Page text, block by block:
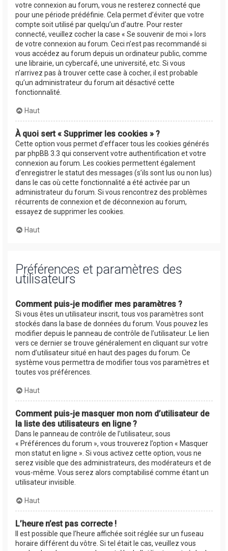
votre connexion au forum, vous ne resterez connecté que
pour une période prédéfinie. Cela permet d’éviter que votre
compte soit utilisé par quelqu’un d’autre. Pour rester
connecté, veuillez cocher la case « Se souvenir de moi » lors
de votre connexion au forum. Ceci n’est pas recommandé si
vous accédez au forum depuis un ordinateur public, comme
une librairie, un cybercafé, une université, etc. Si vous
n’arrivez pas à trouver cette case à cocher, il est probable
qu’un administrateur du forum ait désactivé cette
fonctionnalité.
Haut
À quoi sert « Supprimer les cookies » ?
Cette option vous permet d’effacer tous les cookies générés
par phpBB 3.3 qui conservent votre authentification et votre
connexion au forum. Les cookies permettent également
d’enregistrer le statut des messages (s’ils sont lus ou non lus)
dans le cas où cette fonctionnalité a été activée par un
administrateur du forum. Si vous rencontrez des problèmes
récurrents de connexion et de déconnexion au forum,
essayez de supprimer les cookies.
Haut
Préférences et paramètres des
utilisateurs
Comment puis-je modifier mes paramètres ?
Si vous êtes un utilisateur inscrit, tous vos paramètres sont
stockés dans la base de données du forum. Vous pouvez les
modifier depuis le panneau de contrôle de l’utilisateur. Le lien
vers ce dernier se trouve généralement en cliquant sur votre
nom d’utilisateur situé en haut des pages du forum. Ce
système vous permettra de modifier tous vos paramètres et
toutes vos préférences.
Haut
Comment puis-je masquer mon nom d’utilisateur de
la liste des utilisateurs en ligne ?
Dans le panneau de contrôle de l’utilisateur, sous
« Préférences du forum », vous trouverez l’option « Masquer
mon statut en ligne ». Si vous activez cette option, vous ne
serez visible que des administrateurs, des modérateurs et de
vous-même. Vous serez alors comptabilisé comme étant un
utilisateur invisible.
Haut
L’heure n’est pas correcte !
Il est possible que l’heure affichée soit réglée sur un fuseau
horaire différent du vôtre. Si tel était le cas, veuillez vous